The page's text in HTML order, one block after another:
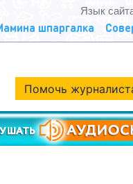
шпаргалка
Язык
Помочь